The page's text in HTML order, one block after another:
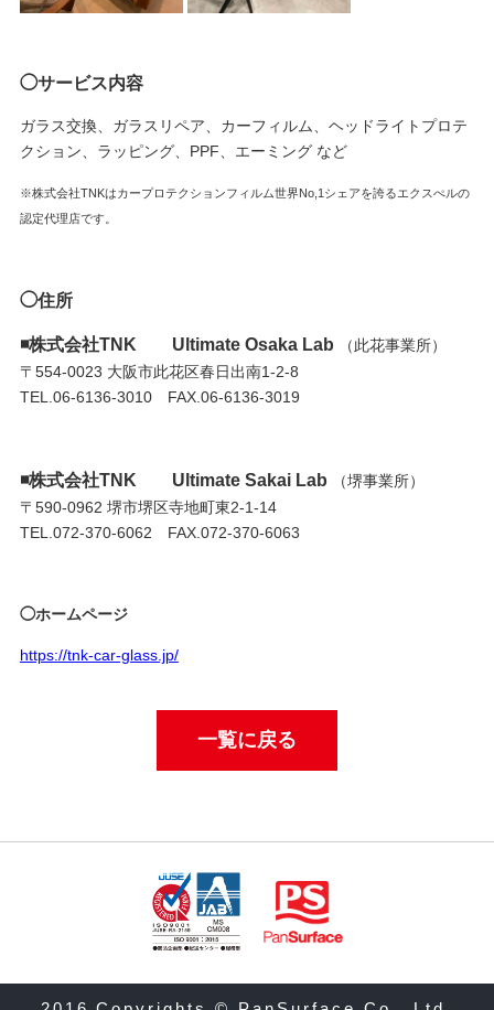
◯サービス内容
ガラス交換、ガラスリペア、カーフィルム、ヘッドライトプロテ
クション、ラッピング、PPF、エーミング など
※株式会社TNKはカープロテクションフィルム世界No,1シェアを誇るエクスぺルの
認定代理店です。
◯住所
◾️株式会社TNK Ultimate Osaka Lab
（此花事業所）
〒554-0023 大阪市此花区春日出南1-2-8
TEL.06-6136-3010 FAX.06-6136-3019
◾️株式会社TNK Ultimate Sakai Lab
（堺事業所）
〒590-0962 堺市堺区寺地町東2-1-14
TEL.072-370-6062 FAX.072-370-6063
◯ホームページ
https://tnk-car-glass.jp/
一覧に戻る